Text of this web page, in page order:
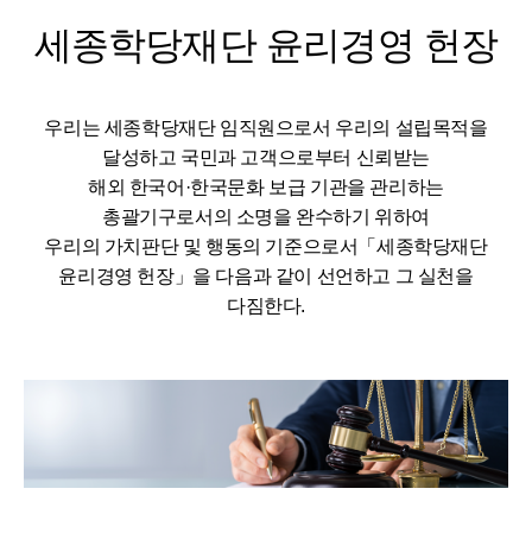
세종학당재단 윤리경영 헌장
우리는 세종학당재단 임직원으로서 우리의 설립목적을
달성하고 국민과 고객으로부터 신뢰받는
해외 한국어·한국문화 보급 기관을 관리하는
총괄기구로서의 소명을 완수하기 위하여
우리의 가치판단 및 행동의 기준으로서「세종학당재단
윤리경영 헌장」을 다음과 같이 선언하고 그 실천을
다짐한다.